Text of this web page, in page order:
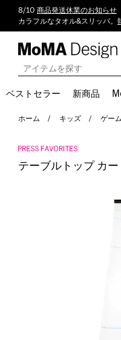
8/10 商品発送休業のお知らせ
カラフルなタオル&スリッパ。
ベストセラー 新商品
ホーム キッズ ゲー
テーブルトップ カ